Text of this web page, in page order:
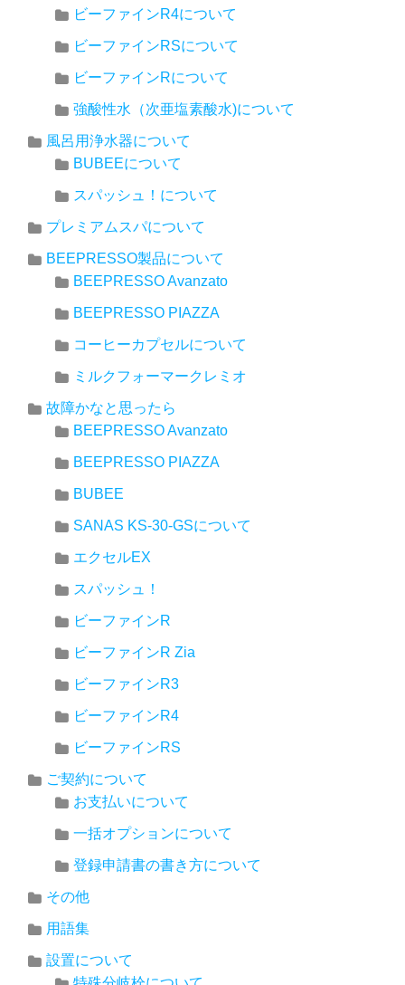
ビーファインR4について
ビーファインRSについて
ビーファインRについて
強酸性水（次亜塩素酸水)について
風呂用浄水器について
BUBEEについて
スパッシュ！について
プレミアムスパについて
BEEPRESSO製品について
BEEPRESSO Avanzato
BEEPRESSO PIAZZA
コーヒーカプセルについて
ミルクフォーマークレミオ
故障かなと思ったら
BEEPRESSO Avanzato
BEEPRESSO PIAZZA
BUBEE
SANAS KS-30-GSについて
エクセルEX
スパッシュ！
ビーファインR
ビーファインR Zia
ビーファインR3
ビーファインR4
ビーファインRS
ご契約について
お支払いについて
一括オプションについて
登録申請書の書き方について
その他
用語集
設置について